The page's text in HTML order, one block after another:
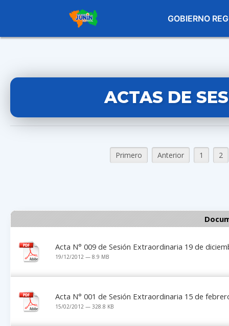
GOBIERNO
ACTAS DE
Primero Anterior 1 2
Acta N° 009 de Sesión Extraordinaria 19 de
19/12/2012 — 8.9 MB
Acta N° 001 de Sesión Extraordinaria 15 de
15/02/2012 — 328.8 KB